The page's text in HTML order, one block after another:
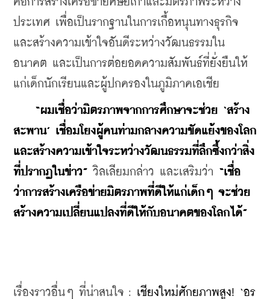
ประเทศ เพื่อเป็นรากฐานในการเกื้อหนุนทางธุรกิจ
และสร้างความเข้าใจอันดีระหว่างวัฒนธรรมใน
อนาคต และเป็นการต่อยอดความสัมพันธ์ที่ยั่งยืนให้
แก่เด็กนักเรียนและผู้ปกครองในภูมิภาคเอเชีย
“ผมเชื่อว่ามิตรภาพจากการศึกษาจะช่วย ‘สร้าง
สะพาน’ เชื่อมโยงผู้คนท่ามกลางความขัดแย้งของโลก
และสร้างความเข้าใจระหว่างวัฒนธรรมที่ลึกซึ้งกว่าสิ่ง
ที่ปรากฏในข่าว” วิลเลียมกล่าว และเสริมว่า “เชื่อ
ว่าการสร้างเครือข่ายมิตรภาพที่ดีให้แก่เด็กๆ จะช่วย
สร้างความเปลี่ยนแปลงที่ดีให้กับอนาคตของโลกได้”
เรื่องราวอื่นๆ ที่น่าสนใจ : เชียงใหม่ศักยภาพสูง! ‘อร